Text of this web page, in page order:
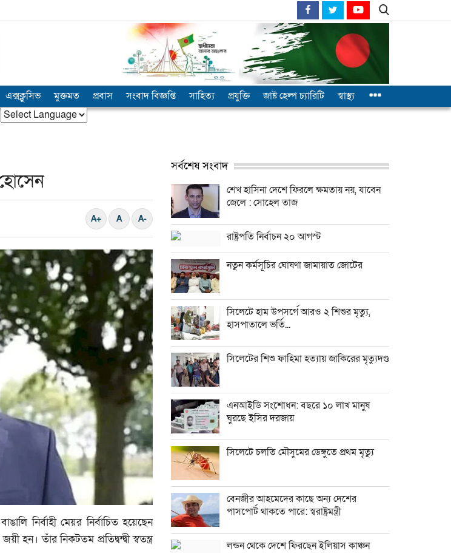
এক্সক্লুসিভ মুক্তমত প্রবাস সংবাদ বিজ্ঞপ্তি সাহিত্য প্রযুক্তি জাষ্ট হেল্প চ্যারিটি স্বাস্থ্য
নির্বাহী মেয়র নির্বাচিত হয়েছেন
হন। তাঁর নিকটতম প্রতিদ্বন্দ্বী স্বতন্ত্র
সর্বশেষ সংবাদ
শেখ হাসিনা দেশে ফিরলে ক্ষমতায় নয়, যাবেন
জেলে : সোহেল তাজ
রাষ্ট্রপতি নির্বাচন ২০ আগস্ট
নতুন কর্মসূচির ঘোষণা জামায়াত জোটের
সিলেটে হাম উপসর্গে আরও ২ শিশুর মৃত্যু,
হাসপাতালে ভর্তি...
সিলেটের শিশু ফাহিমা হত্যায় জাকিরের মৃত্যুদণ্ড
এনআইডি সংশোধন: বছরে ১০ লাখ মানুষ
ঘুরছে ইসির দরজায়
সিলেটে চলতি মৌসুমের ডেঙ্গুতে প্রথম মৃত্যু
বেনজীর আহমেদের কাছে অন্য দেশের
পাসপোর্ট থাকতে পারে: স্বরাষ্ট্রমন্ত্রী
লন্ডন থেকে দেশে ফিরছেন ইলিয়াস কাঞ্চন